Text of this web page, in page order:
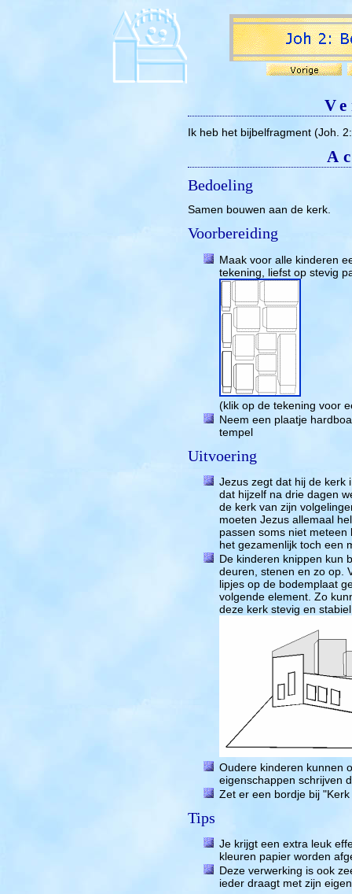
Ik heb het bijbelfragment (Joh.
Bedoeling
Samen bouwen aan de kerk.
Voorbereiding
Maak voor alle kinderen
tekening, liefst op stevig
(klik op de tekening voor
Neem een plaatje
tempel
Uitvoering
Jezus zegt dat hij de kerk
dat hijzelf na drie dagen
de kerk van zijn
moeten Jezus allemaal
passen soms niet
het gezamenlijk toch een
De kinderen knippen kun
deuren, stenen en zo op.
lipjes op de bodemplaat
volgende element. Zo
deze kerk stevig en
Oudere kinderen kunnen
eigenschappen schrijven
Zet er een bordje bij
Tips
Je krijgt een extra leuk
kleuren papier worden
Deze verwerking is ook
ieder draagt met zijn